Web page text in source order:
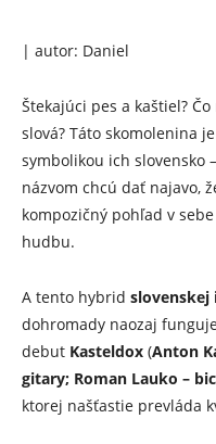
| autor: Daniel
Štekajúci pes a kaštiel?
slová? Táto skomolenina
symbolikou ich slovensko
názvom chcú dať najavo,
kompozičný pohľad v
hudbu.
A tento hybrid slovenskej
dohromady naozaj
debut Kasteldox (Anton
gitary; Roman Lauko –
ktorej našťastie prevláda